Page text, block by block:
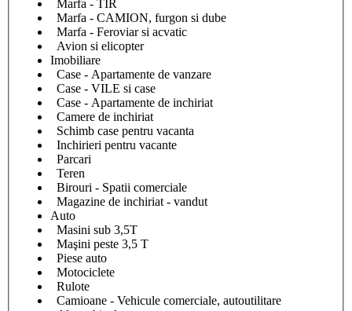
Marfa - TIR
Marfa - CAMION, furgon si dube
Marfa - Feroviar si acvatic
Avion si elicopter
Imobiliare
Case - Apartamente de vanzare
Case - VILE si case
Case - Apartamente de inchiriat
Camere de inchiriat
Schimb case pentru vacanta
Inchirieri pentru vacante
Parcari
Teren
Birouri - Spatii comerciale
Magazine de inchiriat - vandut
Auto
Masini sub 3,5T
Maşini peste 3,5 T
Piese auto
Motociclete
Rulote
Camioane - Vehicule comerciale, autoutilitare